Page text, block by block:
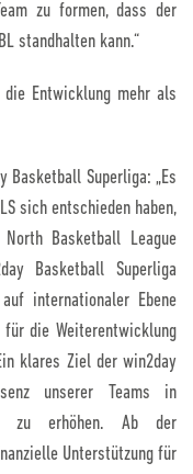
zu formen, dass der
standhalten kann.“
Entwicklung mehr als
Basketball Superliga: „Es
sich entschieden haben,
Basketball League
Basketball Superliga
internationaler Ebene
die Weiterentwicklung
klares Ziel der win2day
unserer Teams in
zu erhöhen. Ab der
Unterstützung für